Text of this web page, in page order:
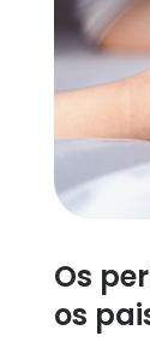
Relatos
Suporte
Log in
Os
os